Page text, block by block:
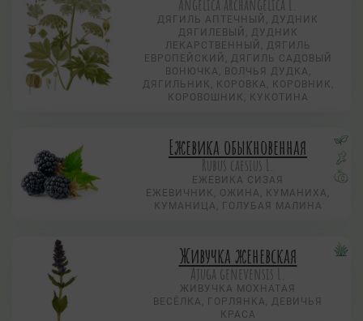
Angelica archangelica L.
ДЯГИЛЬ АПТЕЧНЫЙ, ДУДНИК
ДЯГИЛЕВЫЙ, ДУДНИК
ЛЕКАРСТВЕННЫЙ, ДЯГИЛЬ
ЕВРОПЕЙСКИЙ, ДЯГИЛЬ САДОВЫЙ
ВОНЮЧКА, ВОЛЧЬЯ ДУДКА,
ДЯГИЛЬНИК, КОРОВКА, КОРОВНИК,
КОРОВОШНИК, КУКОТИНА
Ежевика обыкновенная
Rubus caesius L.
ЕЖЕВИКА СИЗАЯ
ЕЖЕВИЧНИК, ОЖИНА, КУМАНИХА,
КУМАНИЦА, ГОЛУБАЯ МАЛИНА
Живучка женевская
Ajuga genevensis L.
ЖИВУЧКА МОХНАТАЯ
ВЕСЁЛКА, ГОРЛЯНКА, ДЕВИЧЬЯ
КРАСА